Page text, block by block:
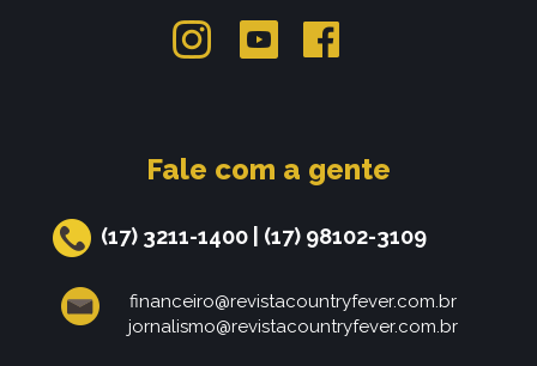
Fale com a gente
(17) 3211-1400 (17) 98102-3109
financeiro@revistacountryfever.com.br
jornalismo@revistacountryfever.com.br